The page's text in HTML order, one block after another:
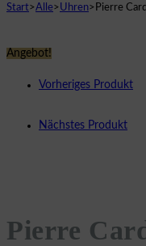
Start>Alle>Uhren> Pierre
Angebot!
Vorheriges Produkt
Nächstes Produkt
Pierre